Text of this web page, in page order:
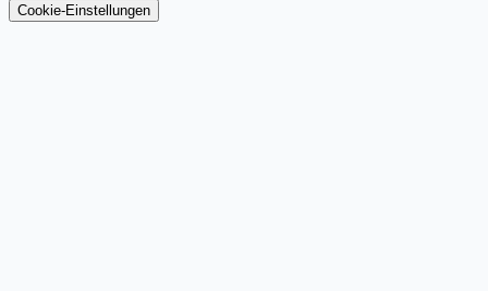
Cookie-Einstellungen